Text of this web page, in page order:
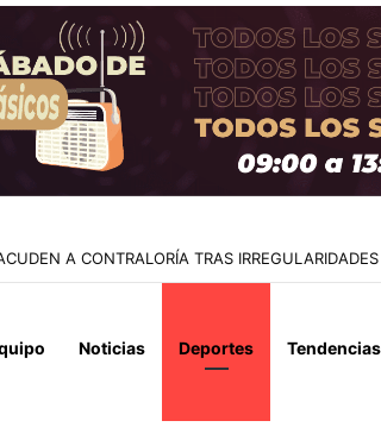
MESA TÉCNICA DEFINE PLAN DE
Noticias Deportes Tendencias